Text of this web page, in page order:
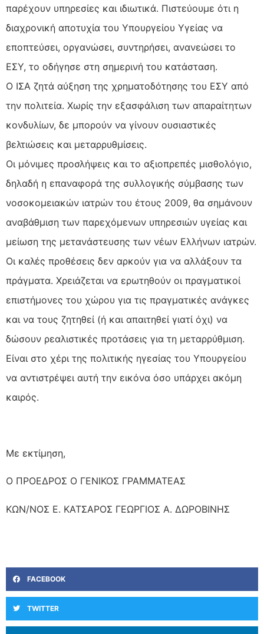
παρέχουν υπηρεσίες και ιδιωτικά. Πιστεύουμε ότι η
διαχρονική αποτυχία του Υπουργείου Υγείας να
εποπτεύσει, οργανώσει, συντηρήσει, ανανεώσει το
ΕΣΥ, το οδήγησε στη σημερινή του κατάσταση.
Ο ΙΣΑ ζητά αύξηση της χρηματοδότησης του ΕΣΥ από
την πολιτεία. Χωρίς την εξασφάλιση των απαραίτητων
κονδυλίων, δε μπορούν να γίνουν ουσιαστικές
βελτιώσεις και μεταρρυθμίσεις.
Οι μόνιμες προσλήψεις και το αξιοπρεπές μισθολόγιο,
δηλαδή η επαναφορά της συλλογικής σύμβασης των
νοσοκομειακών ιατρών του έτους 2009, θα σημάνουν
αναβάθμιση των παρεχόμενων υπηρεσιών υγείας και
μείωση της μετανάστευσης των νέων Ελλήνων ιατρών.
Οι καλές προθέσεις δεν αρκούν για να αλλάξουν τα
πράγματα. Χρειάζεται να ερωτηθούν οι πραγματικοί
επιστήμονες του χώρου για τις πραγματικές ανάγκες
και να τους ζητηθεί (ή και απαιτηθεί γιατί όχι) να
δώσουν ρεαλιστικές προτάσεις για τη μεταρρύθμιση.
Είναι στο χέρι της πολιτικής ηγεσίας του Υπουργείου
να αντιστρέψει αυτή την εικόνα όσο υπάρχει ακόμη
καιρός.
Με εκτίμηση,
Ο ΠΡΟΕΔΡΟΣ Ο ΓΕΝΙΚΟΣ ΓΡΑΜΜΑΤΕΑΣ
ΚΩΝ/ΝΟΣ Ε. ΚΑΤΣΑΡΟΣ ΓΕΩΡΓΙΟΣ Α. ΔΩΡΟΒΙΝΗΣ
FACEBOOK
TWITTER